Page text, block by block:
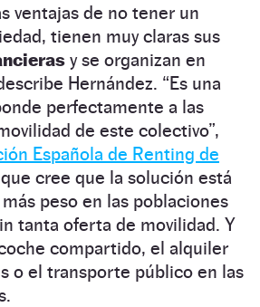
ventajas de no tener un
tienen muy claras sus
y se organizan en
Hernández. “Es una
perfectamente a las
de este colectivo”,
Española de Renting de
que cree que la solución está
peso en las poblaciones
tanta oferta de movilidad. Y
compartido, el alquiler
o el transporte público en las